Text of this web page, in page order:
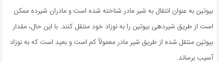
بیوتین به عنوان انتقال به شیر مادر شناخته شده است و مادران شیرده ممکن
است از طریق شیردهی بیوتین را به نوزاد خود منتقل کنند. با این حال، مقدار
بیوتین منتقل شده از طریق شیر مادر معمولاً کم است و بعید است که به نوزاد
آسیب برساند.